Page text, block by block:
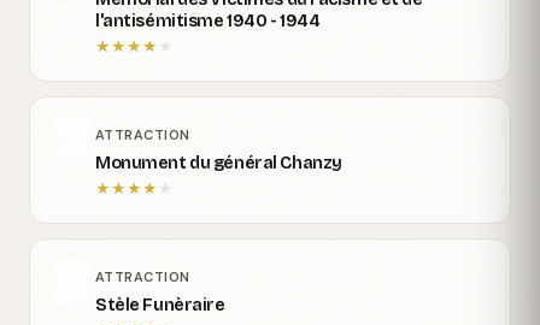
l'antisémitisme 1940 - 1944
★★★★ ★
ATTRACTION
Monument du général Chanzy
★★★★ ★
ATTRACTION
Stèle Funèraire